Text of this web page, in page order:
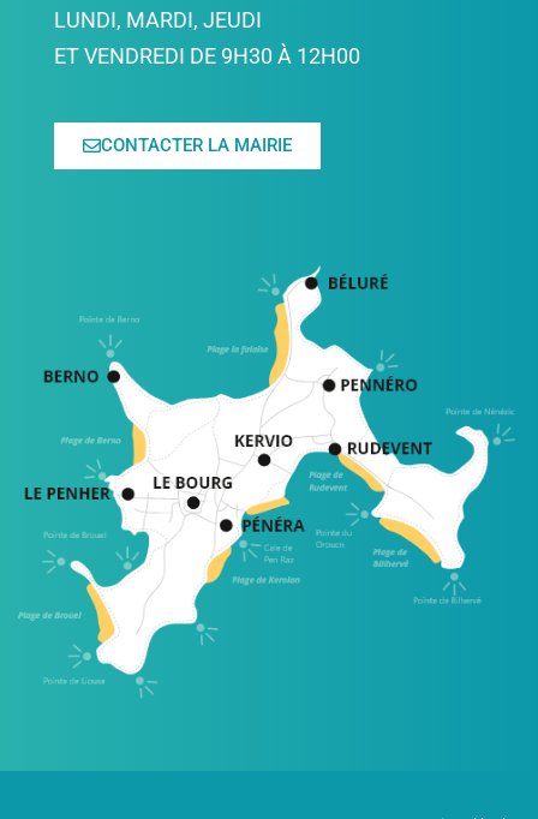
LUNDI, MARDI, JEUDI
ET VENDREDI DE 9H30 À 12H00
CONTACTER LA MAIRIE